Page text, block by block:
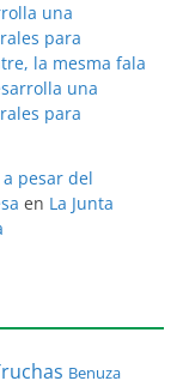
una
para
la mesma fala
una
para
pesar del
en La Junta
Benuza